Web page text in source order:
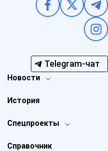
Telegram-чат
Новости
Спецпроекты
История
Справочник